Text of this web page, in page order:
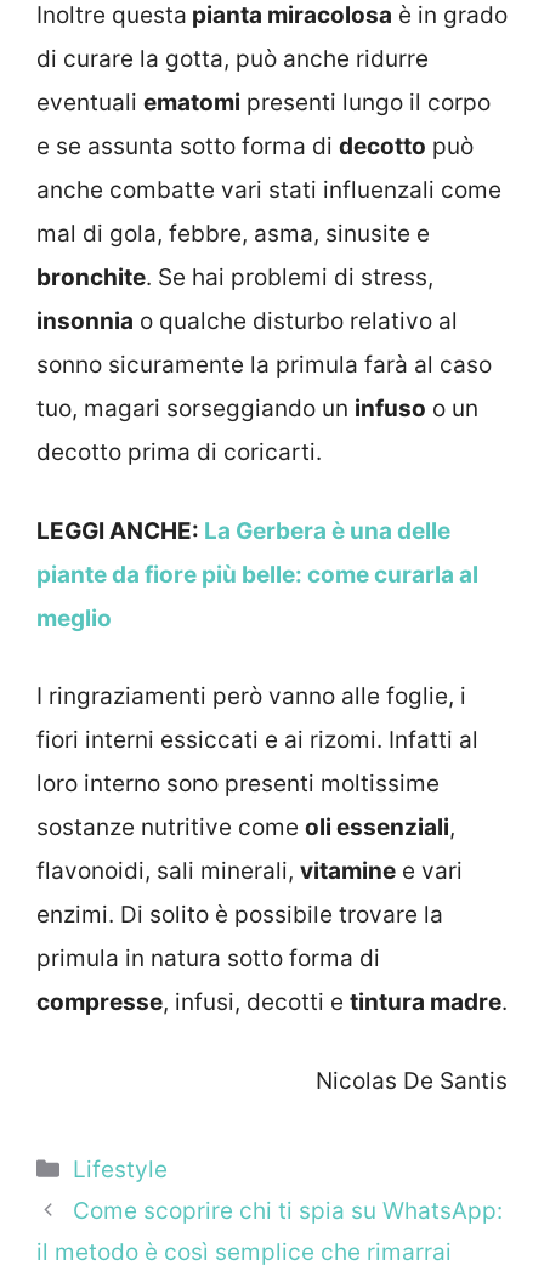
Inoltre questa pianta miracolosa è in grado
di curare la gotta, può anche ridurre
eventuali ematomi presenti lungo il corpo
e se assunta sotto forma di decotto può
anche combatte vari stati influenzali come
mal di gola, febbre, asma, sinusite e
bronchite. Se hai problemi di stress,
insonnia o qualche disturbo relativo al
sonno sicuramente la primula farà al caso
tuo, magari sorseggiando un infuso o un
decotto prima di coricarti.
LEGGI ANCHE: La Gerbera è una delle
piante da fiore più belle: come curarla al
meglio
I ringraziamenti però vanno alle foglie, i
fiori interni essiccati e ai rizomi. Infatti al
loro interno sono presenti moltissime
sostanze nutritive come oli essenziali,
flavonoidi, sali minerali, vitamine e vari
enzimi. Di solito è possibile trovare la
primula in natura sotto forma di
compresse, infusi, decotti e tintura madre.
Nicolas De Santis
Categorie
Lifestyle
Come scoprire chi ti spia su WhatsApp:
il metodo è così semplice che rimarrai